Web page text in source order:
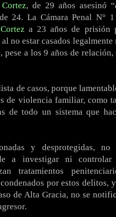
, de 29 años asesinó “
24. La Cámara Penal N°
Cortez a 23 años de prisión
no estar casados
a los 9 años de
de casos, porque
de violencia familiar, como
de todo un sistema que
y desprotegidas,
a investigar ni
tratamientos
por estos delitos,
de Alta Gracia, no se